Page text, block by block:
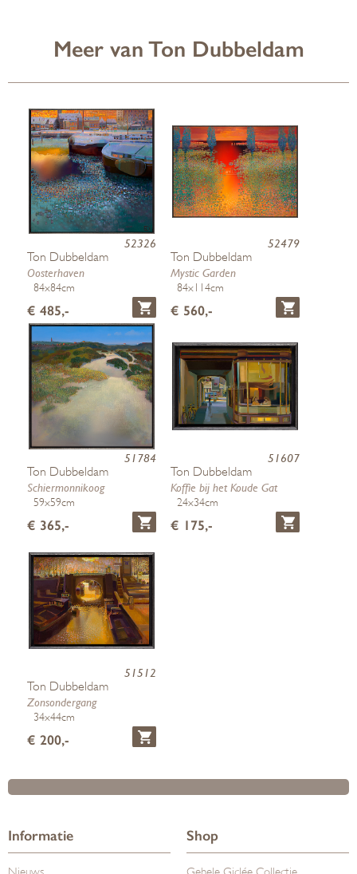
Meer van Ton Dubbeldam
52326
Ton Dubbeldam
Oosterhaven
84x84cm
€ 485,-
52479
Ton Dubbeldam
Mystic Garden
84x114cm
€ 560,-
51784
Ton Dubbeldam
Schiermonnikoog
59x59cm
€ 365,-
51607
Ton Dubbeldam
Koffie bij het Koude Gat
24x34cm
€ 175,-
51512
Ton Dubbeldam
Zonsondergang
34x44cm
€ 200,-
Informatie Shop